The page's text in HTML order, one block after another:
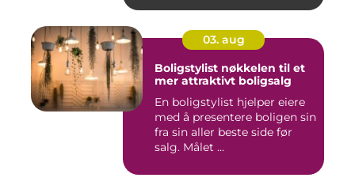
03. aug
Boligstylist nøkkelen til et
mer attraktivt boligsalg
En boligstylist hjelper eiere
med å presentere boligen sin
fra sin aller beste side før
salg. Målet ...